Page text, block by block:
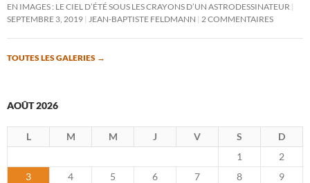
EN IMAGES : LE CIEL D’ÉTÉ SOUS LES CRAYONS D’UN ASTRODESSINATEUR
SEPTEMBRE 3, 2019
JEAN-BAPTISTE FELDMANN 2 COMMENTAIRES
TOUTES LES GALERIES →
AOÛT 2026
L M M J V S
D
1
2
3
4 5 6 7 8
9